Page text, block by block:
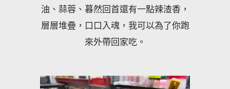
油、蒜蓉、暮然回首還有一點辣渣香，
層層堆疊，口口入魂，我可以為了你跑
來外帶回家吃。